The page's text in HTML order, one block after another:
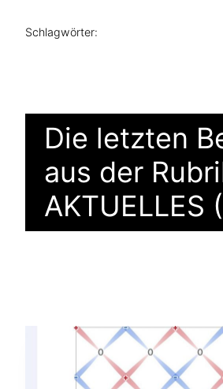
Schlagwörter:
Die letzten
aus der
AKTUELLES